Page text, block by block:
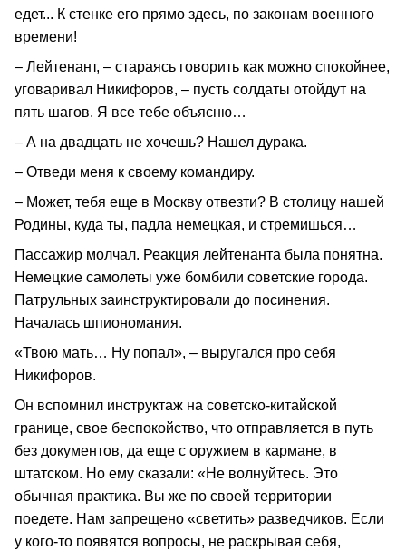
едет... К стенке его прямо здесь, по законам военного
времени!
– Лейтенант, – стараясь говорить как можно спокойнее,
уговаривал Никифоров, – пусть солдаты отойдут на
пять шагов. Я все тебе объясню…
– А на двадцать не хочешь? Нашел дурака.
– Отведи меня к своему командиру.
– Может, тебя еще в Москву отвезти? В столицу нашей
Родины, куда ты, падла немецкая, и стремишься…
Пассажир молчал. Реакция лейтенанта была понятна.
Немецкие самолеты уже бомбили советские города.
Патрульных заинструктировали до посинения.
Началась шпиономания.
«Твою мать… Ну попал», – выругался про себя
Никифоров.
Он вспомнил инструктаж на советско-китайской
границе, свое беспокойство, что отправляется в путь
без документов, да еще с оружием в кармане, в
штатском. Но ему сказали: «Не волнуйтесь. Это
обычная практика. Вы же по своей территории
поедете. Нам запрещено «светить» разведчиков. Если
у кого-то появятся вопросы, не раскрывая себя,